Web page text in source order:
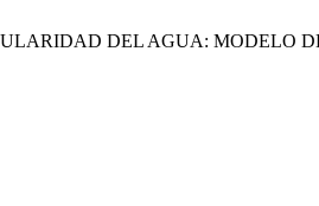
DEL AGUA: MODELO